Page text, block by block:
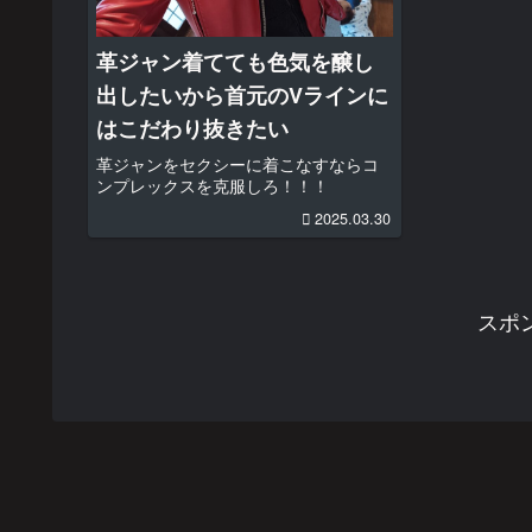
革ジャン着てても色気を醸し
出したいから首元のVラインに
はこだわり抜きたい
革ジャンをセクシーに着こなすならコ
ンプレックスを克服しろ！！！
2025.03.30
スポ